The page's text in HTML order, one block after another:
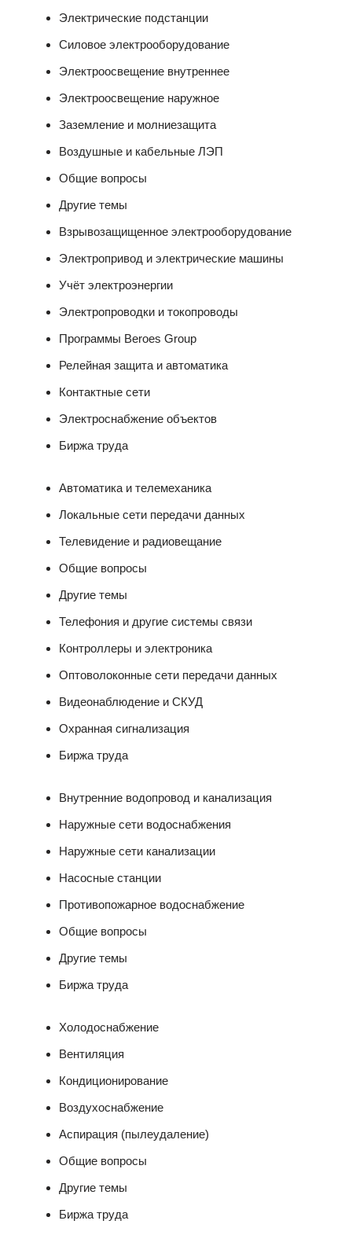
Электрические подстанции
Силовое электрооборудование
Электроосвещение внутреннее
Электроосвещение наружное
Заземление и молниезащита
Воздушные и кабельные ЛЭП
Общие вопросы
Другие темы
Взрывозащищенное электрооборудование
Электропривод и электрические машины
Учёт электроэнергии
Электропроводки и токопроводы
Программы Beroes Group
Релейная защита и автоматика
Контактные сети
Электроснабжение объектов
Биржа труда
Автоматика и телемеханика
Локальные сети передачи данных
Телевидение и радиовещание
Общие вопросы
Другие темы
Телефония и другие системы связи
Контроллеры и электроника
Оптоволоконные сети передачи данных
Видеонаблюдение и СКУД
Охранная сигнализация
Биржа труда
Внутренние водопровод и канализация
Наружные сети водоснабжения
Наружные сети канализации
Насосные станции
Противопожарное водоснабжение
Общие вопросы
Другие темы
Биржа труда
Холодоснабжение
Вентиляция
Кондиционирование
Воздухоснабжение
Аспирация (пылеудаление)
Общие вопросы
Другие темы
Биржа труда